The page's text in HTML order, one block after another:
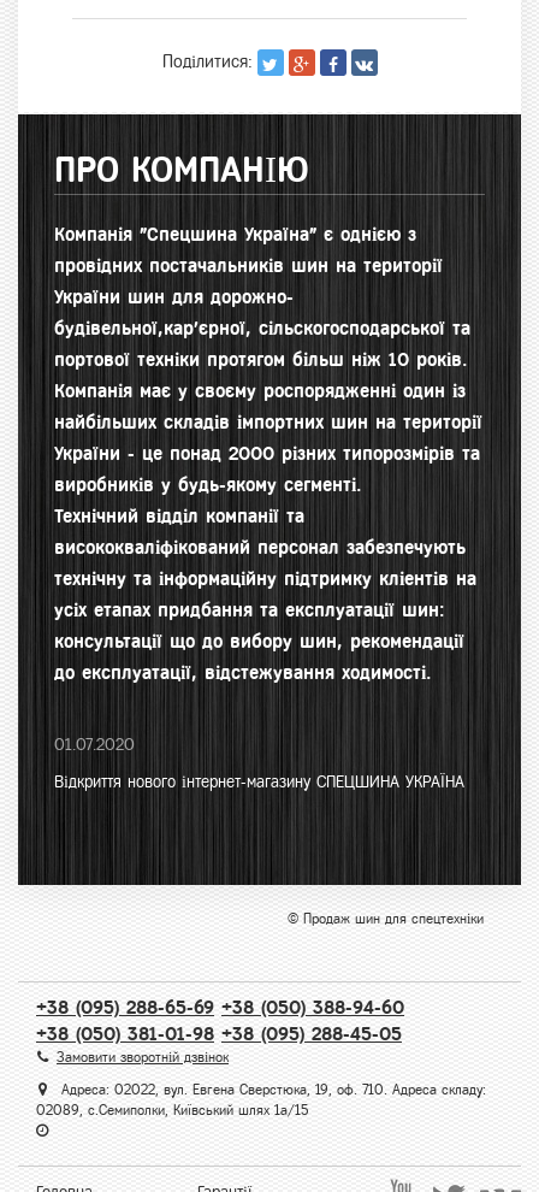
Поділитися:
ПРО КОМПАНІЮ
Компанія "Спецшина Україна" є однією з
провідних постачальників шин на території
України шин для дорожно-
будівельної,кар'єрної, сільскогосподарської та
портової техніки протягом більш ніж 10 років.
Компанія має у своєму роспорядженні один із
найбільших складів імпортних шин на території
України - це понад 2000 різних типорозмірів та
виробників у будь-якому сегменті.
Технічний відділ компанії та
висококваліфікований персонал забезпечують
технічну та інформаційну підтримку кліентів на
усіх етапах придбання та експлуатації шин:
консультації що до вибору шин, рекомендації
до експлуатації, відстежування ходимості.
01.07.2020
Відкриття нового інтернет-магазину СПЕЦШИНА УКРАЇНА
© Продаж шин для спецтехніки
+38 (095) 288-65-69 +38 (050) 388-94-60
+38 (050) 381-01-98 +38 (095) 288-45-05
Замовити зворотній дзвінок
Адреса: 02022, вул. Евгена Сверстюка, 19, оф. 710. Адреса складу:
02089, с.Семиполки, Київський шлях 1а/15